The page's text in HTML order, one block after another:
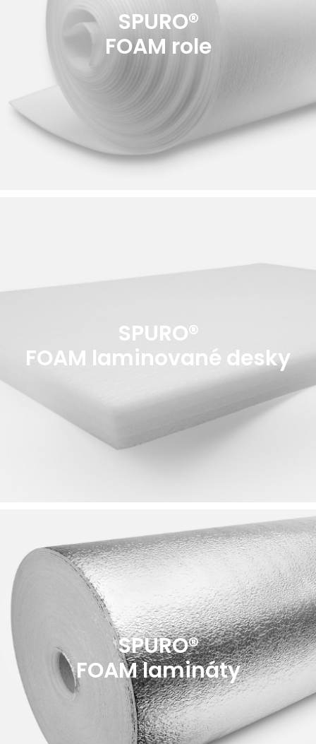
SPURO®
FOAM role
SPURO®
FOAM laminované desky
SPURO®
FOAM lamináty